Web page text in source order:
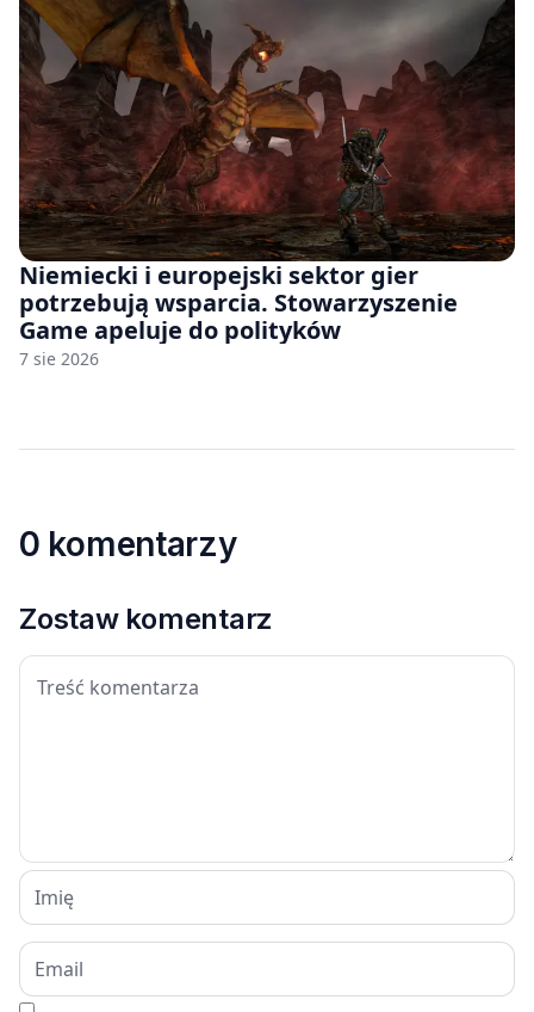
Niemiecki i europejski sektor gier
potrzebują wsparcia. Stowarzyszenie
Game apeluje do polityków
7 sie 2026
0 komentarzy
Zostaw komentarz